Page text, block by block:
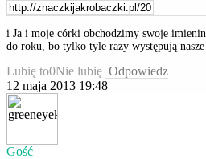
i Ja i moje córki obchodzimy swoje
do roku, bo tylko tyle razy występują
Lubię to0Nie lubię Odpowiedz
12 maja 2013 19:48
Gość